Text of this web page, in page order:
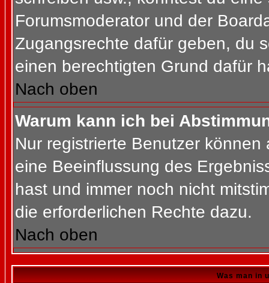
Forumsmoderator und der
Zugangsrechte dafür geben, du
einen berechtigten Grund dafür
Nach oben
Warum kann ich bei
Nur registrierte Benutzer
eine Beeinflussung des
hast und immer noch nicht
die erforderlichen Rechte dazu.
Nach oben
Was man in